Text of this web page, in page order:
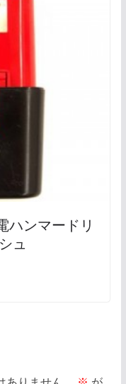
ハンマードリ
ュ